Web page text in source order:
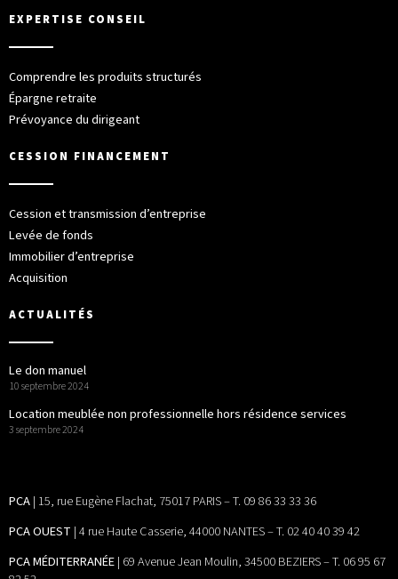
EXPERTISE CONSEIL
Comprendre les produits structurés
Épargne retraite
Prévoyance du dirigeant
CESSION FINANCEMENT
Cession et transmission d’entreprise
Levée de fonds
Immobilier d’entreprise
Acquisition
ACTUALITÉS
Le don manuel
10 septembre 2024
Location meublée non professionnelle hors résidence services
3 septembre 2024
PCA| 15, rue Eugène Flachat, 75017 PARIS – T. 09 86 33 33 36
PCA OUEST | 4 rue Haute Casserie, 44000 NANTES – T. 02 40 40 39 42
PCA MÉDITERRANÉE| 69 Avenue Jean Moulin, 34500 BEZIERS – T. 06 95 67